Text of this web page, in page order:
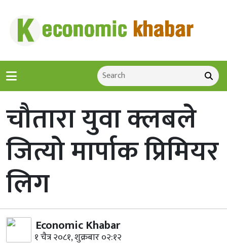
चौतारा युवा क्लबले
जित्यो मार्पाक प्रिमियर
लिग
Economic Khabar
१ चैत्र २०८१, शुक्रबार ०२:१२